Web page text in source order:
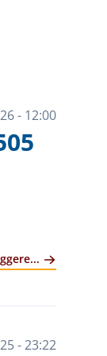
- 12:00
- 23:22